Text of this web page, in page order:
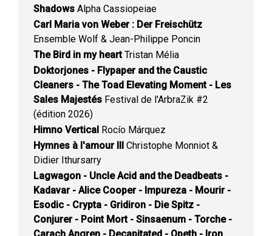
Shadows Alpha Cassiopeiae
Carl Maria von Weber : Der Freischütz
Ensemble Wolf & Jean-Philippe Poncin
The Bird in my heartTristan Mélia
Doktorjones - Flypaper and the Caustic
Cleaners - The Toad Elevating Moment - Les
Sales Majestés Festival de l'ArbraZik #2
(édition 2026)
Himno Vertical Rocío Márquez
Hymnes à l'amour III Christophe Monniot &
Didier Ithursarry
Lagwagon - Uncle Acid and the Deadbeats -
Kadavar - Alice Cooper - Impureza - Mourir -
Esodic - Crypta - Gridiron - Die Spitz -
Conjurer - Point Mort - Sinsaenum - Torche -
Carach Angren - Decapitated - Opeth - Iron